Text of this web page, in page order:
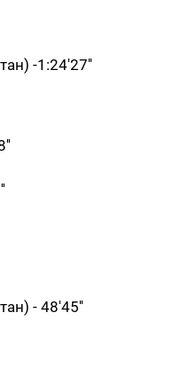
-1:24'27''
- 48'45''